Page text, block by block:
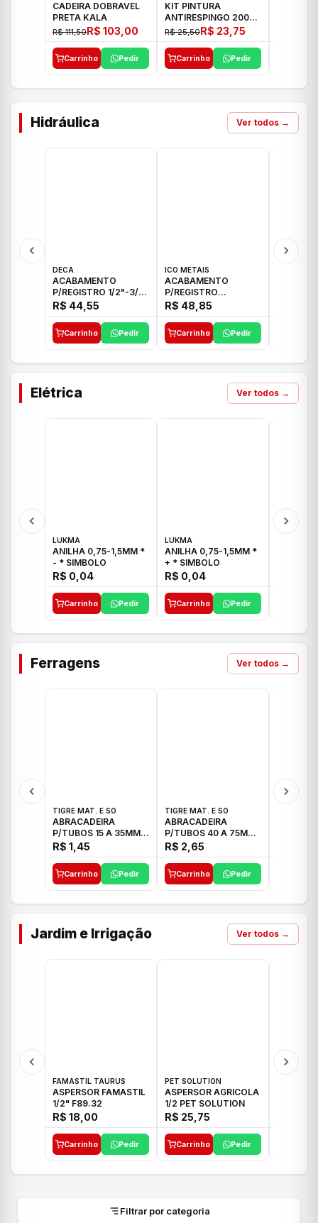
CADEIRA DOBRAVEL
PRETA KALA
R$ 111,50R$ 103,00
Carrinho Pedir
KIT PINTURA
ANTIRESPINGO 2003
ATLAS 03 PCS
R$ 25,50R$ 23,75
Carrinho Pedir
Hidráulica Ver todos →
DECA
ACABAMENTO
P/REGISTRO 1/2"-3/4"
E 1"C21.PQ DECA
R$ 44,55
Carrinho Pedir
ICO METAIS
ACABAMENTO
P/REGISTRO
1/2"-3/4"-1" ACB M
CS 33 ICO
R$ 48,85
Carrinho Pedir
Elétrica Ver todos →
LUKMA
ANILHA 0,75-1,5MM *
- * SIMBOLO
R$ 0,04
Carrinho Pedir
LUKMA
ANILHA 0,75-1,5MM *
+ * SIMBOLO
R$ 0,04
Carrinho Pedir
Ferragens Ver todos →
TIGRE MAT. E SO
ABRACADEIRA
P/TUBOS 15 A 35MM
TIGRE
R$ 1,45
Carrinho Pedir
TIGRE MAT. E SO
ABRACADEIRA
P/TUBOS 40 A 75MM
TIGRE
R$ 2,65
Carrinho Pedir
Jardim e Irrigação Ver todos →
FAMASTIL TAURUS
ASPERSOR FAMASTIL
1/2" F89.32
R$ 18,00
Carrinho Pedir
PET SOLUTION
ASPERSOR AGRICOLA
1/2 PET SOLUTION
R$ 25,75
Carrinho Pedir
Filtrar por categoria